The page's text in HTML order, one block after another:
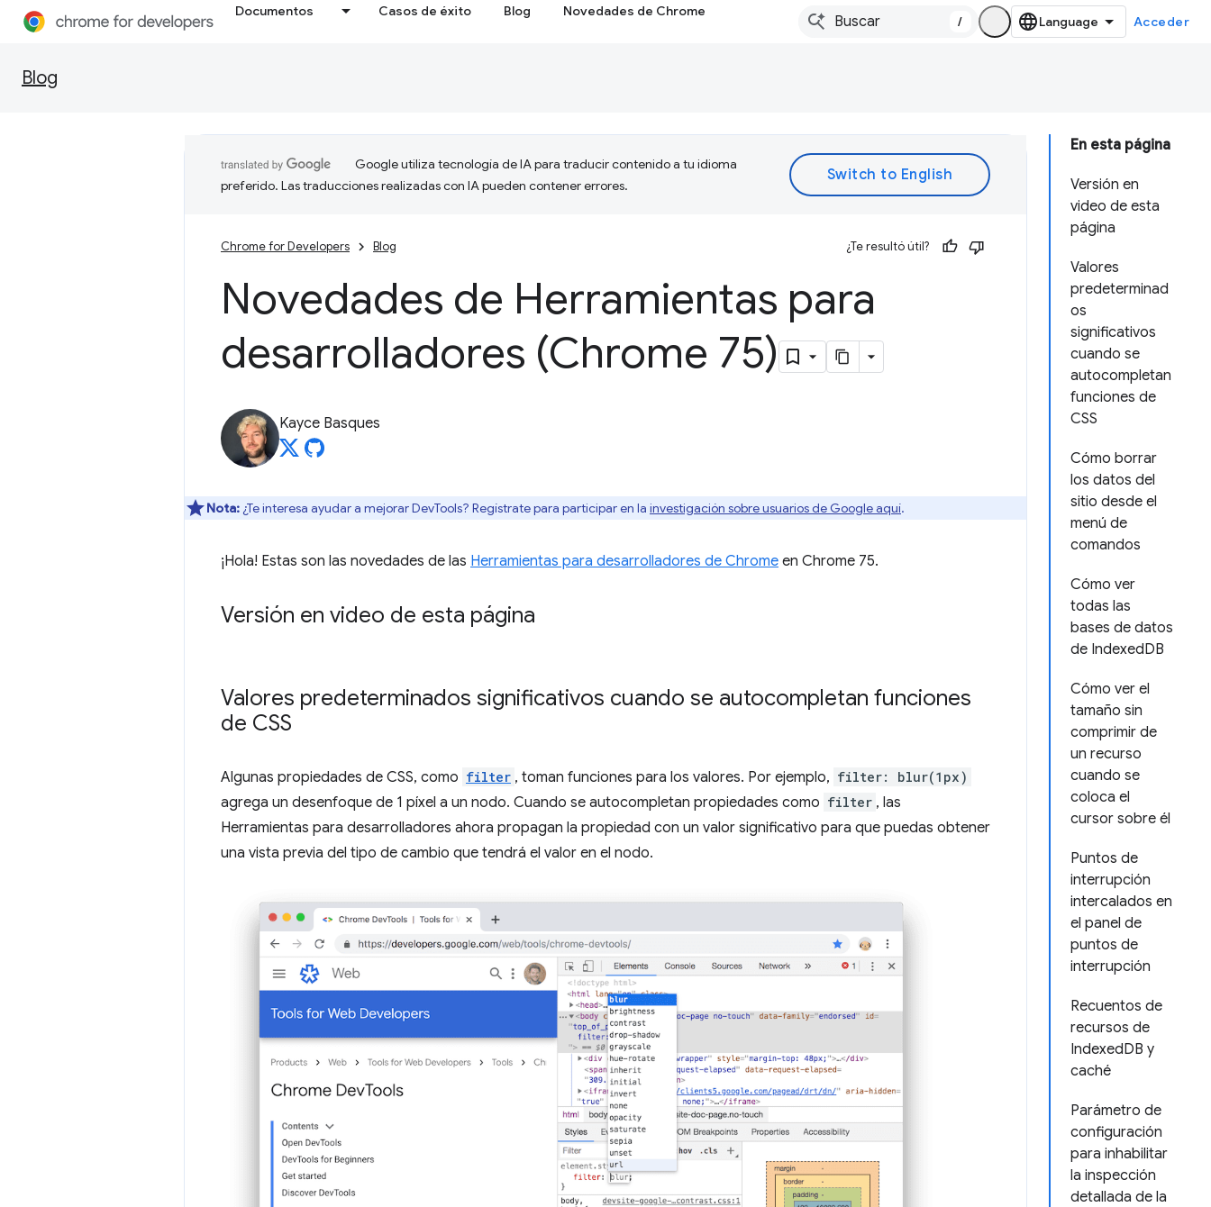
Documentos Casos de éxito Blog Novedades de Chrome
/ Acceder
Blog
En esta página
Versión en
video de esta
página
Valores
predeterminad
os
significativos
cuando se
autocompletan
funciones de
CSS
Cómo borrar
los datos del
sitio desde el
menú de
comandos
Cómo ver
todas las
bases de datos
de IndexedDB
Cómo ver el
tamaño sin
comprimir de
un recurso
cuando se
coloca el
cursor sobre él
Puntos de
interrupción
intercalados en
el panel de
puntos de
interrupción
Recuentos de
recursos de
IndexedDB y
caché
Parámetro de
configuración
para inhabilitar
la inspección
detallada de la
Google utiliza tecnología de IA para traducir contenido a tu idioma
preferido. Las traducciones realizadas con IA pueden contener errores.
Chrome for Developers Blog ¿Te resultó útil?
Novedades de Herramientas para
desarrolladores (Chrome 75)
Kayce Basques
Nota: ¿Te interesa ayudar a mejorar DevTools? Regístrate para participar en la investigación sobre usuarios de Google aquí.
¡Hola! Estas son las novedades de las Herramientas para desarrolladores de Chrome en Chrome 75.
Versión en video de esta página
Valores predeterminados significativos cuando se autocompletan funciones
de CSS
Algunas propiedades de CSS, como filter , toman funciones para los valores. Por ejemplo, filter: blur(1px)
agrega un desenfoque de 1 píxel a un nodo. Cuando se autocompletan propiedades como filter , las
Herramientas para desarrolladores ahora propagan la propiedad con un valor significativo para que puedas obtener
una vista previa del tipo de cambio que tendrá el valor en el nodo.